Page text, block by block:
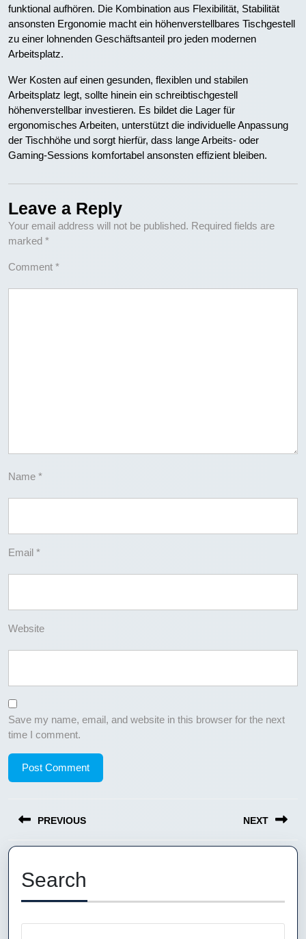
funktional aufhören. Die Kombination aus Flexibilität, Stabilität
ansonsten Ergonomie macht ein höhenverstellbares Tischgestell
zu einer lohnenden Geschäftsanteil pro jeden modernen
Arbeitsplatz.
Wer Kosten auf einen gesunden, flexiblen und stabilen
Arbeitsplatz legt, sollte hinein ein schreibtischgestell
höhenverstellbar investieren. Es bildet die Lager für
ergonomisches Arbeiten, unterstützt die individuelle Anpassung
der Tischhöhe und sorgt hierfür, dass lange Arbeits- oder
Gaming-Sessions komfortabel ansonsten effizient bleiben.
Leave a Reply
Your email address will not be published. Required fields are
marked *
Comment *
Name *
Email *
Website
Save my name, email, and website in this browser for the next
time I comment.
navigation
PREVIOUS
Previous
post:
NEXT
Search